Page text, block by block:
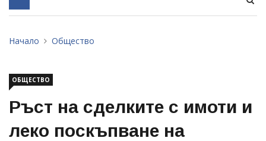
Начало Общество
ОБЩЕСТВО
Ръст на сделките с имоти и
леко поскъпване на